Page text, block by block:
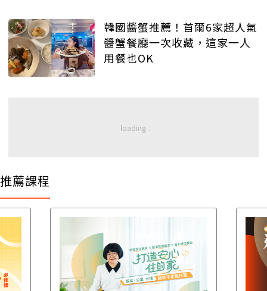
韓國醬蟹推薦！首爾6家超人氣
醬蟹餐廳一次收藏，這家一人
用餐也OK
推薦課程